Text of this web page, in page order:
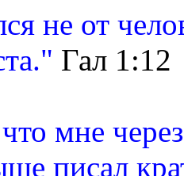
не от
Гал 1:12
мне
писал